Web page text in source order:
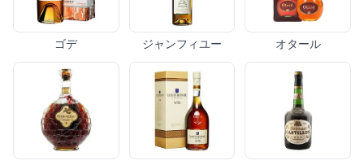
ゴデ ジャンフィユー オタール